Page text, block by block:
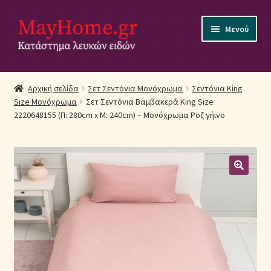
Απευθείας
μετάβαση
στην
Μετάβαση
σε
περιεχόμενο
Μενού
Αρχική
Ακύρωση Παραγγελίας
Βρεφικά Λευκά Είδη
Επικοινωνία
Επιστροφές Προϊόντων
Η εταιρία μας
Αρχική σελίδα Σετ Σεντόνια Μονόχρωμα
Σεντόνια King
Size Μονόχρωμα
Σετ Σεντόνια Βαμβακερά King Size
2220648155 (Π: 280cm x Μ: 240cm) – Μονόχρωμα Ροζ γήινο